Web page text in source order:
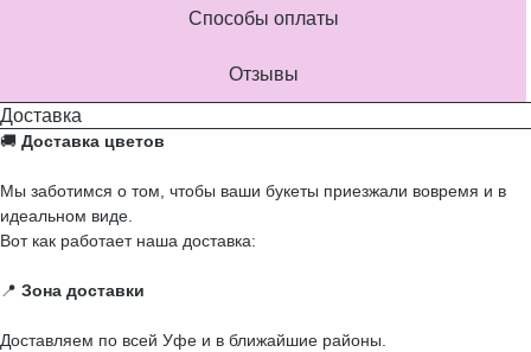
Способы оплаты
Отзывы
Доставка
🚚 Доставка цветов
Мы заботимся о том, чтобы ваши букеты приезжали вовремя и в
идеальном виде.
Вот как работает наша доставка:
📍 Зона доставки
Доставляем по всей Уфе и в ближайшие районы.